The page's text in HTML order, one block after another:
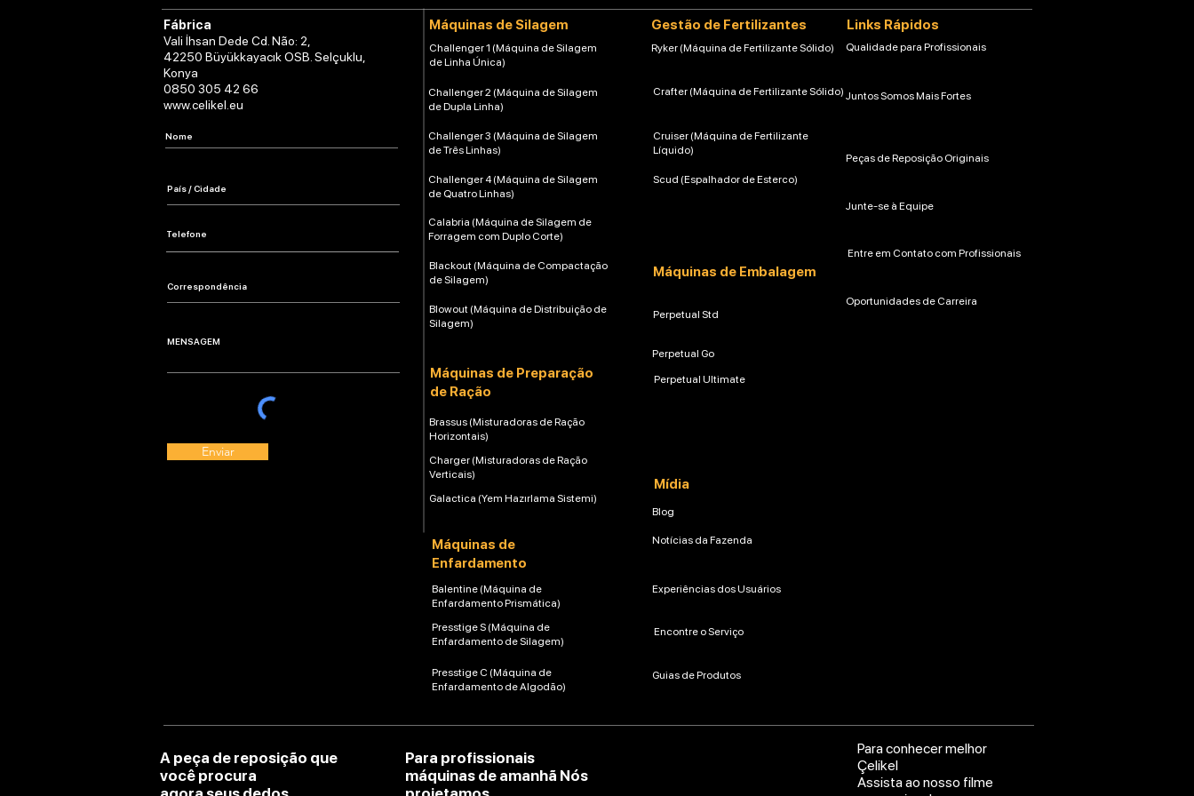
Fábrica
Vali İhsan Dede Cd. Não: 2,
42250 Büyükkayacık OSB. Selçuklu,
Konya
0850 305 42 66
www.celikel.eu
Enviar
Máquinas de Silagem
Challenger 1 (Máquina de Silagem
de Linha Única)
Challenger 2 (Máquina de Silagem
de Dupla Linha)
Links Rápidos
Ryker (Máquina de Fertilizante Sólido)
Cruiser (Máquina de Fertilizante
Líquido)
Scud (Espalhador de Esterco)
Calabria (Máquina de Silagem de
Forragem com Duplo Corte)
Blackout (Máquina de Compactação
de Silagem)
Blowout (Máquina de Distribuição de
Silagem)
Gestão de Fertilizantes
Crafter (Máquina de Fertilizante Sólido)
Qualidade para Profissionais
Juntos Somos Mais Fortes
Peças de Reposição Originais
Entre em Contato com Profissionais
Oportunidades de Carreira
Máquinas de Embalagem
Junte-se à Equipe
Perpetual Std
Perpetual Go
Máquinas de Preparação
de Ração
Perpetual Ultimate
Challenger 4 (Máquina de Silagem
de Quatro Linhas)
Challenger 3 (Máquina de Silagem
de Três Linhas)
Brassus (Misturadoras de Ração
Horizontais)
Mídia
Charger (Misturadoras de Ração
Verticais)
Galactica (Yem Hazırlama Sistemi)
Máquinas de
Enfardamento
Blog
Notícias da Fazenda
Balentine (Máquina de
Enfardamento Prismática)
Experiências dos Usuários
Presstige S (Máquina de
Enfardamento de Silagem)
Encontre o Serviço
Presstige C (Máquina de
Enfardamento de Algodão)
Guias de Produtos
A peça de reposição que
você procura
Para profissionais
máquinas de amanhã Nós
Para conhecer melhor
Çelikel
Assista ao nosso filme